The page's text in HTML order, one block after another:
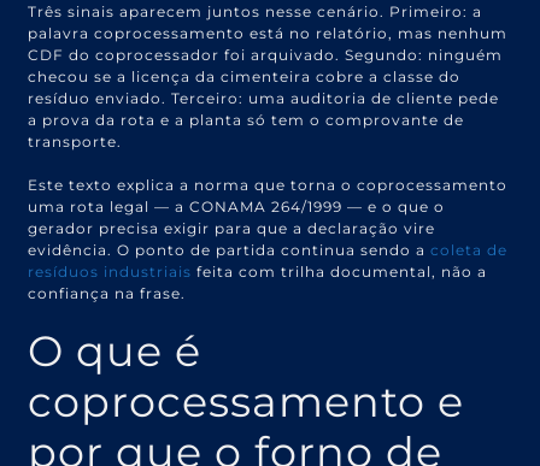
Três sinais aparecem juntos nesse cenário. Primeiro: a
palavra coprocessamento está no relatório, mas nenhum
CDF do coprocessador foi arquivado. Segundo: ninguém
checou se a licença da cimenteira cobre a classe do
resíduo enviado. Terceiro: uma auditoria de cliente pede
a prova da rota e a planta só tem o comprovante de
transporte.
Este texto explica a norma que torna o coprocessamento
uma rota legal — a CONAMA 264/1999 — e o que o
gerador precisa exigir para que a declaração vire
evidência. O ponto de partida continua sendo acoleta de
resíduos industriais feita com trilha documental, não a
confiança na frase.
O que é
coprocessamento e
por que o forno de